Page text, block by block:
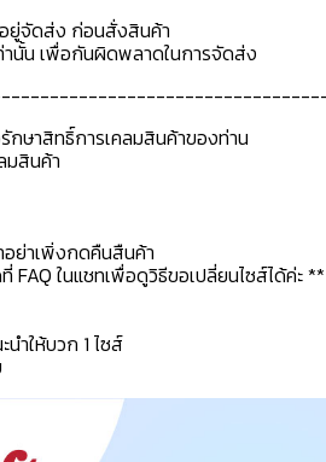
ยู่จัดส่ง ก่อนสั่งสินค้า
านั้น เพื่อกันผิดพลาดในการจัดส่ง
ษาสิทธิ์การเคลมสินค้าของท่าน
มสินค้า
อย่าเพิ่งกดคืนสืนค้า
ในแชทเพื่อดูวิธีขอเปลี่ยนไซส์ได้ค่ะ **
ำให้บวก 1 ไซส์